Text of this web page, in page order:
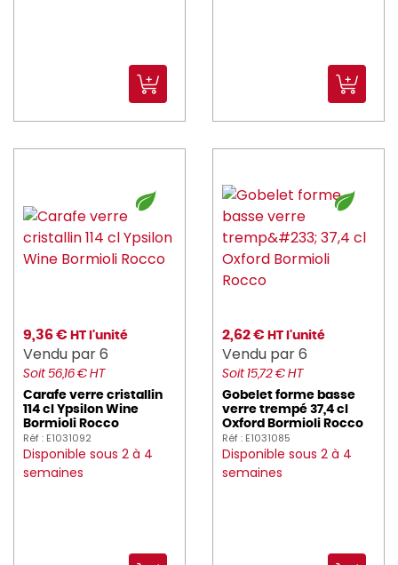
9,36 € HT l'unité
Vendu par 6
Soit 56,16 € HT
Carafe verre cristallin
114 cl Ypsilon Wine
Bormioli Rocco
Réf : E1031092
Disponible sous 2 à 4
semaines
2,62 € HT l'unité
Vendu par 6
Soit 15,72 € HT
Gobelet forme basse
verre trempé 37,4 cl
Oxford Bormioli Rocco
Réf : E1031085
Disponible sous 2 à 4
semaines